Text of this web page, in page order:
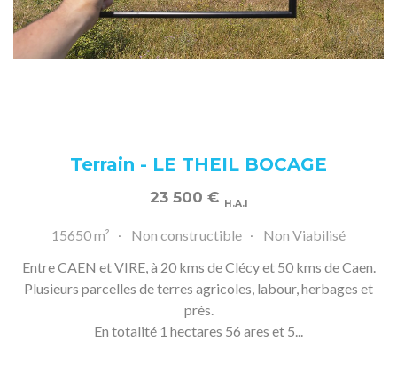
Terrain - LE THEIL BOCAGE
23 500 € H.A.I
15650 m² Non constructible
Non Viabilisé
Entre CAEN et VIRE, à 20 kms de Clécy et 50 kms de Caen.
Plusieurs parcelles de terres agricoles, labour, herbages et
près.
En totalité 1 hectares 56 ares et 5...